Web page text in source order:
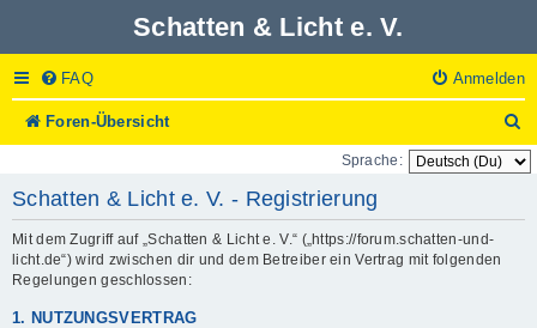
Schatten & Licht e. V.
FAQ Anmelden
Foren-Übersicht
u
c
Sprache:
Schatten & Licht e. V. - Registrierung
Mit dem Zugriff auf „Schatten & Licht e. V.“ („https://forum.schatten-und-
licht.de“) wird zwischen dir und dem Betreiber ein Vertrag mit folgenden
Regelungen geschlossen:
1. NUTZUNGSVERTRAG